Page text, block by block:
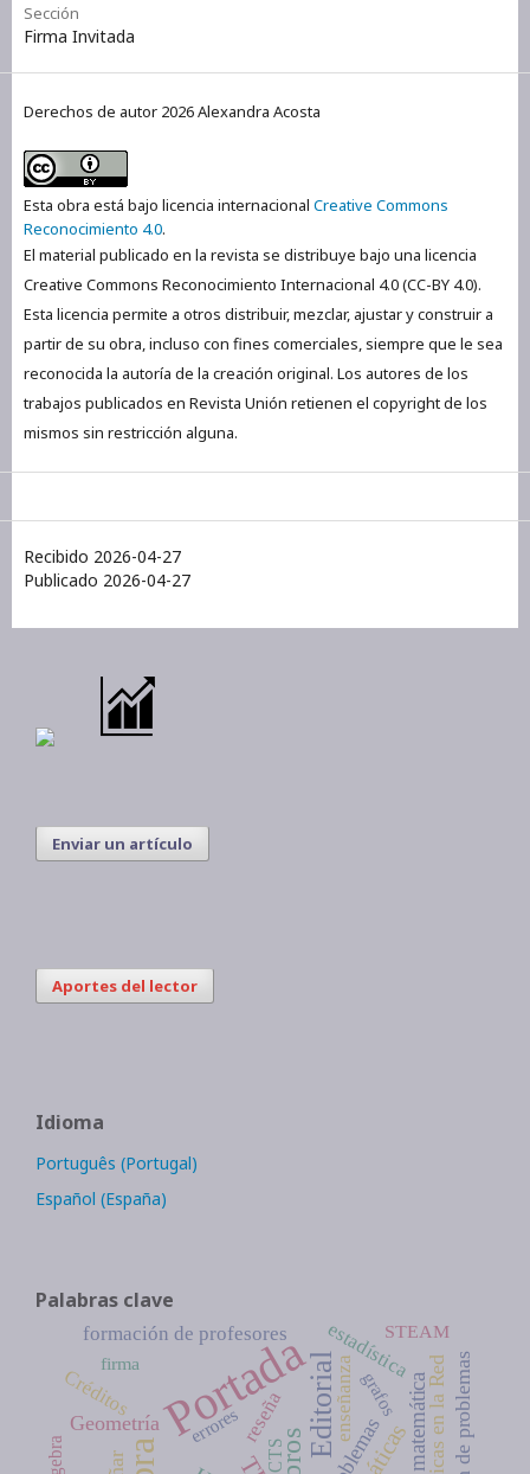
Sección
Firma Invitada
Derechos de autor 2026 Alexandra Acosta
Esta obra está bajo licencia internacional Creative Commons
Reconocimiento 4.0.
El material publicado en la revista se distribuye bajo una licencia
Creative Commons Reconocimiento Internacional 4.0 (CC-BY 4.0).
Esta licencia permite a otros distribuir, mezclar, ajustar y construir a
partir de su obra, incluso con fines comerciales, siempre que le sea
reconocida la autoría de la creación original. Los autores de los
trabajos publicados en Revista Unión retienen el copyright de los
mismos sin restricción alguna.
Recibido 2026-04-27
Publicado 2026-04-27
Enviar un artículo
Aportes del lector
Idioma
Português (Portugal)
Español (España)
Palabras clave
PortadaEditorial
Geometría
estadística
reseña
Créditos
formación de profesores
enseñanza
álgebra
errores
firma
CTS
STEAM
grafos